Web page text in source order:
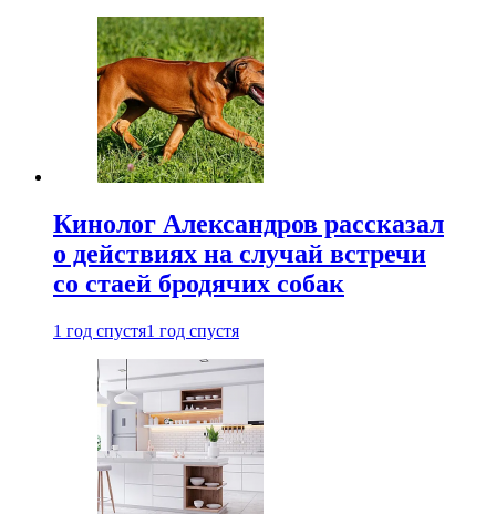
Кинолог Александров рассказал
о действиях на случай встречи
со стаей бродячих собак
1 год спустя1 год спустя